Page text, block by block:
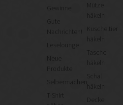
Gute
Nachrichten!
Leselounge
Neue
Produkte
Selbermachen
T-Shirt
Mütze
häkeln
Kuscheltier
Tasche
häkeln